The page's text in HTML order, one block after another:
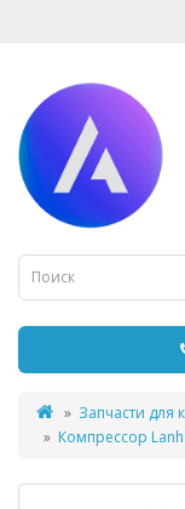
Запчасти для
Компрессор